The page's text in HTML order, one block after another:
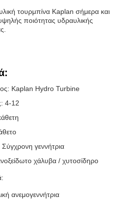
τουρμπίνα Kaplan σήμερα και
ποιότητας υδραυλικής
Kaplan Hydro Turbine
4-12
γεννήτρια
χάλυβα / χυτοσίδηρο
ανεμογεννήτρια